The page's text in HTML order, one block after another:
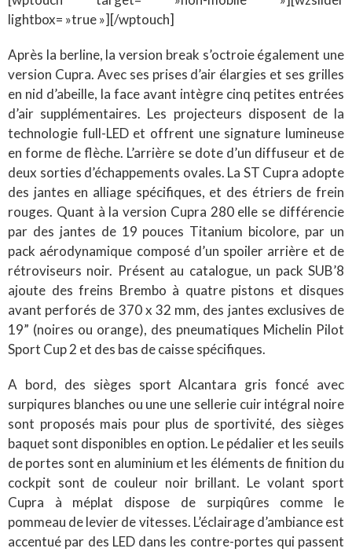
lightbox= »true »][/wptouch]
Après la berline, la version break s’octroie également une
version Cupra. Avec ses prises d’air élargies et ses grilles
en nid d’abeille, la face avant intègre cinq petites entrées
d’air supplémentaires. Les projecteurs disposent de la
technologie full-LED et offrent une signature lumineuse
en forme de flèche. L’arrière se dote d’un diffuseur et de
deux sorties d’échappements ovales. La ST Cupra adopte
des jantes en alliage spécifiques, et des étriers de frein
rouges. Quant à la version Cupra 280 elle se différencie
par des jantes de 19 pouces Titanium bicolore, par un
pack aérodynamique composé d’un spoiler arrière et de
rétroviseurs noir. Présent au catalogue, un pack SUB’8
ajoute des freins Brembo à quatre pistons et disques
avant perforés de 370 x 32 mm, des jantes exclusives de
19” (noires ou orange), des pneumatiques Michelin Pilot
Sport Cup 2 et des bas de caisse spécifiques.
A bord, des sièges sport Alcantara gris foncé avec
surpiqures blanches ou une une sellerie cuir intégral noire
sont proposés mais pour plus de sportivité, des sièges
baquet sont disponibles en option. Le pédalier et les seuils
de portes sont en aluminium et les éléments de finition du
cockpit sont de couleur noir brillant. Le volant sport
Cupra à méplat dispose de surpiqûres comme le
pommeau de levier de vitesses. L’éclairage d’ambiance est
accentué par des LED dans les contre-portes qui passent